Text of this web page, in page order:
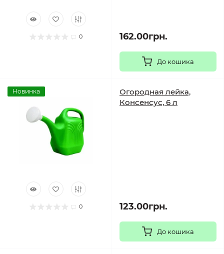
0 162.00грн.
До кошика
Новинка
0
Огородная лейка,
Консенсус, 6 л
123.00грн.
До кошика